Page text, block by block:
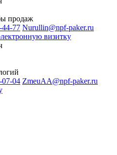
продаж
44-77 Nurullin@npf-paker.ru
визитку
07-04 ZmeuAA@npf-paker.ru